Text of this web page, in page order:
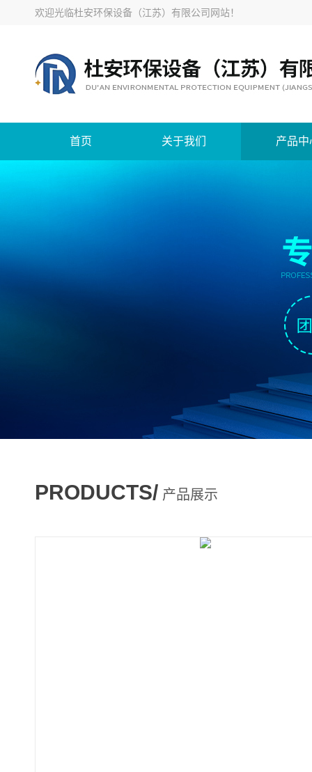
欢迎光临杜安环保设备（江苏）有限公司网站！
首页 关于我们 产品中
PRODUCTS/ 产品展示